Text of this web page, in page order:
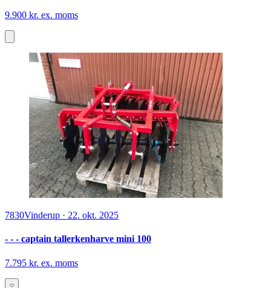
9.900 kr. ex. moms
7830Vinderup · 22. okt. 2025
- - - captain tallerkenharve mini 100
7.795 kr. ex. moms